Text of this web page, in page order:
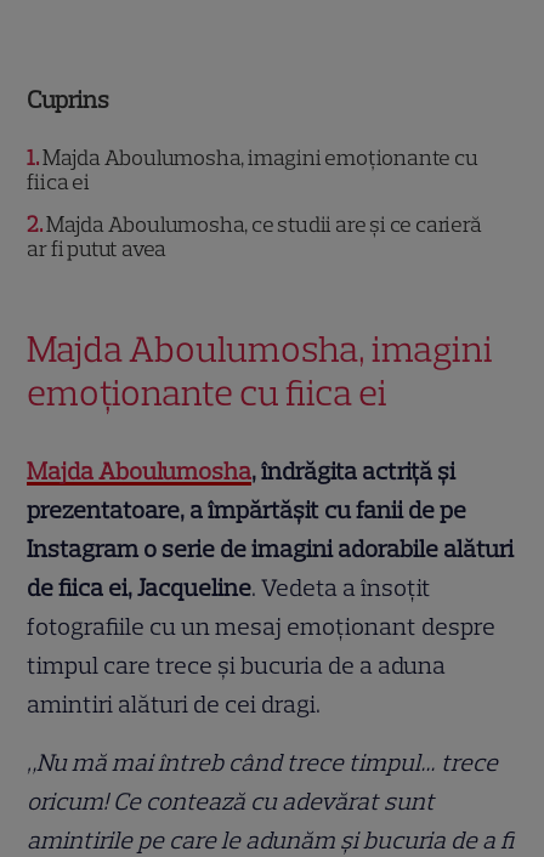
Cuprins
1 Majda Aboulumosha, imagini emoționante cu
fiica ei
2 Majda Aboulumosha, ce studii are și ce carieră
ar fi putut avea
Majda Aboulumosha, imagini
emoționante cu fiica ei
Majda Aboulumosha, îndrăgita actriță și
prezentatoare, a împărtășit cu fanii de pe
Instagram o serie de imagini adorabile alături
de fiica ei, Jacqueline. Vedeta a însoțit
fotografiile cu un mesaj emoționant despre
timpul care trece și bucuria de a aduna
amintiri alături de cei dragi.
„Nu mă mai întreb când trece timpul… trece
oricum! Ce contează cu adevărat sunt
amintirile pe care le adunăm și bucuria de a fi